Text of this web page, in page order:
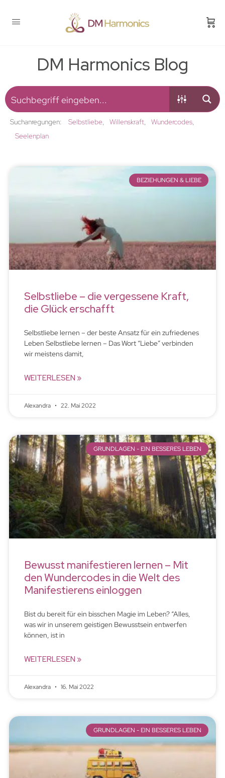
DM Harmonics Blog
Suchanregungen: Selbstliebe Willenskraft
Wundercodes
Seelenplan
BEZIEHUNGEN & LIEBE
Selbstliebe – die vergessene Kraft,
die Glück erschafft
Selbstliebe lernen – der beste Ansatz für ein zufriedenes
Leben Selbstliebe lernen – Das Wort “Liebe” verbinden
wir meistens damit,
WEITERLESEN »
Alexandra 22. Mai 2022
GRUNDLAGEN - EIN BESSERES LEBEN
Bewusst manifestieren lernen – Mit
den Wundercodes in die Welt des
Manifestierens einloggen
Bist du bereit für ein bisschen Magie im Leben? “Alles,
was wir in unserem geistigen Bewusstsein entwerfen
können, ist in
WEITERLESEN »
Alexandra 16. Mai 2022
GRUNDLAGEN - EIN BESSERES LEBEN